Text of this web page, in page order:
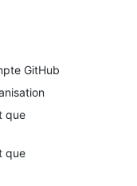
GitHub
que
que